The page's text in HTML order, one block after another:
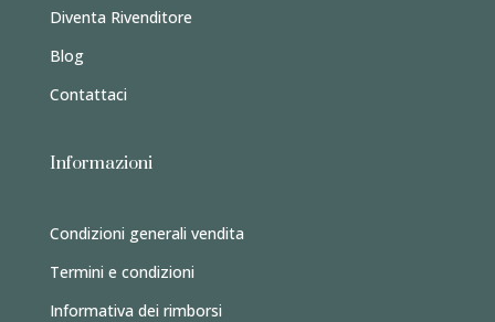
Diventa Rivenditore
Blog
Contattaci
Informazioni
Condizioni generali vendita
Termini e condizioni
Informativa dei rimborsi